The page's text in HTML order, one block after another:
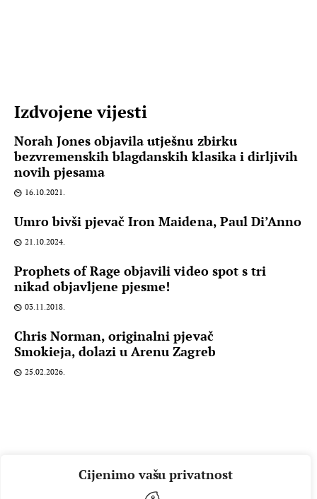
Cijenimo vašu privatnost
Izdvojene vijesti
Norah Jones objavila utješnu zbirku
bezvremenskih blagdanskih klasika i dirljivih
novih pjesama
16.10.2021.
Umro bivši pjevač Iron Maidena, Paul Di’Anno
21.10.2024.
Prophets of Rage objavili video spot s tri
nikad objavljene pjesme!
03.11.2018.
Chris Norman, originalni pjevač
Smokieja, dolazi u Arenu Zagreb
25.02.2026.